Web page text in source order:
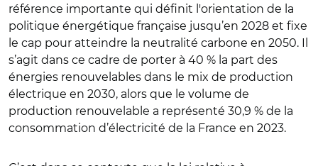
référence importante qui définit l'orientation de la
politique énergétique française jusqu’en 2028 et fixe
le cap pour atteindre la neutralité carbone en 2050. Il
s’agit dans ce cadre de porter à 40 % la part des
énergies renouvelables dans le mix de production
électrique en 2030, alors que le volume de
production renouvelable a représenté 30,9 % de la
consommation d’électricité de la France en 2023.